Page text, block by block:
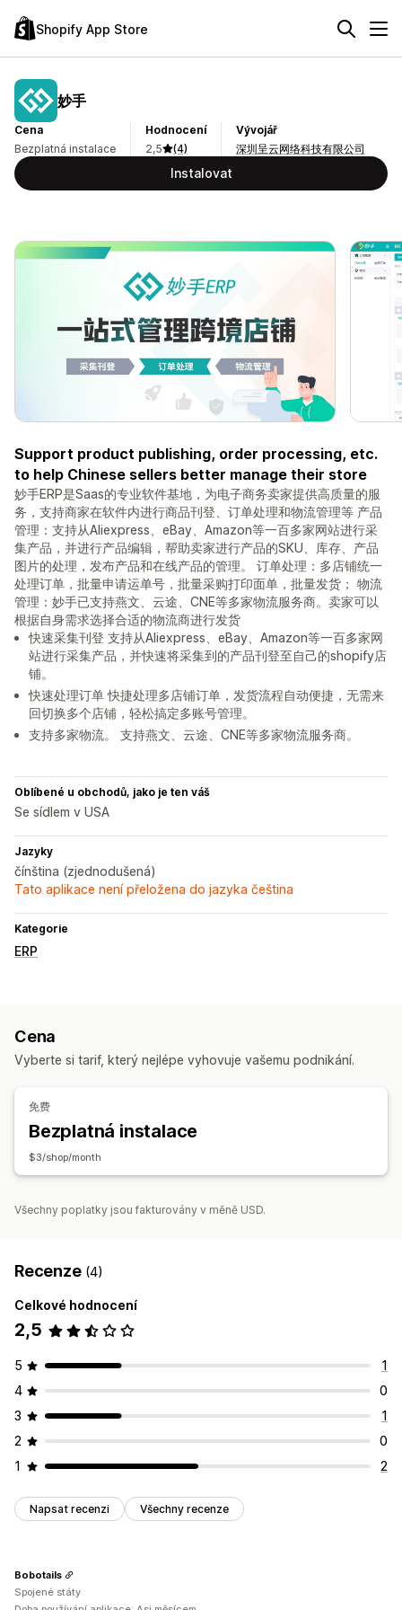
Shopify App Store
妙手
Cena
Bezplatná instalace
Hodnocení
2,5
(4)
Vývojář
深圳呈云网络科技有限公司
Instalovat
Support product publishing, order processing, etc.
to help Chinese sellers better manage their store
妙手ERP是Saas的专业软件基地，为电子商务卖家提供高质量的服
务，支持商家在软件内进行商品刊登、订单处理和物流管理等 产品
管理：支持从Aliexpress、eBay、Amazon等一百多家网站进行采
集产品，并进行产品编辑，帮助卖家进行产品的SKU、库存、产品
图片的处理，发布产品和在线产品的管理。 订单处理：多店铺统一
处理订单，批量申请运单号，批量采购打印面单，批量发货； 物流
管理：妙手已支持燕文、云途、CNE等多家物流服务商。卖家可以
根据自身需求选择合适的物流商进行发货
快速采集刊登 支持从Aliexpress、eBay、Amazon等一百多家网
站进行采集产品，并快速将采集到的产品刊登至自己的shopify店
铺。
快速处理订单 快捷处理多店铺订单，发货流程自动便捷，无需来
回切换多个店铺，轻松搞定多账号管理。
支持多家物流。 支持燕文、云途、CNE等多家物流服务商。
Oblíbené u obchodů, jako je ten váš
Se sídlem v USA
Jazyky
čínština (zjednodušená)
Tato aplikace není přeložena do jazyka čeština
Kategorie
ERP
Cena
Vyberte si tarif, který nejlépe vyhovuje vašemu podnikání.
免费
Bezplatná instalace
$3/shop/month
Všechny poplatky jsou fakturovány v měně USD.
Recenze (4)
Celkové hodnocení
2,5
5
1
4
0
3
1
2
0
1
2
Napsat recenzi Všechny recenze
Bobotails
Spojené státy